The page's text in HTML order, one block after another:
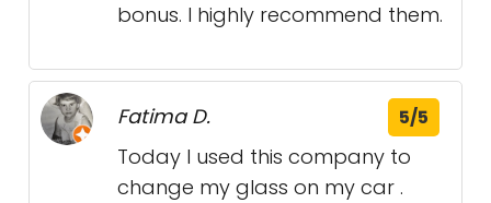
bonus. I highly recommend them.
Fatima D. 5/5
Today I used this company to
change my glass on my car .